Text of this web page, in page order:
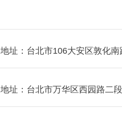
地址：台北市106大安区敦化
地址：台北市万华区西园路二